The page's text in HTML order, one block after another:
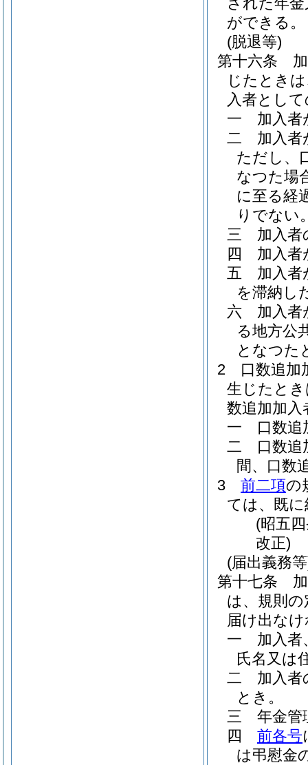
ができる。
(脱退等)
第十六条
じたとき
入者とし
一
加入者
二
加入
ただし、
なつた場
に至る経
りでない
三
加入者
四
加入者
五
加入者
を滞納し
六
加入者
る地方公
となつた
2
口数追加
生じたと
数追加加
一
口数
二
口数
間、口数
3
前二項の
ては、既
(昭五
改正)
(届出義務
第十七条
は、規則
届け出な
一
加入者
氏名又は
二
加入者
とき。
三
年金管
四
前各号
は弔慰金